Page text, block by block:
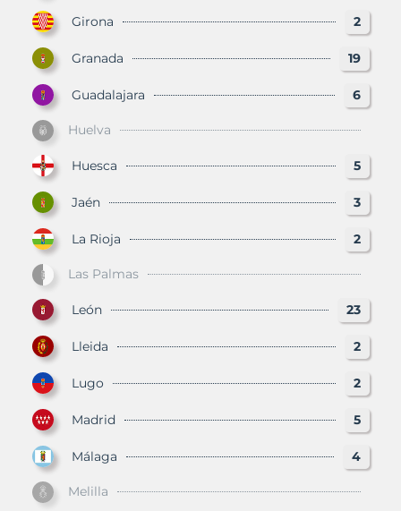
Girona 2
Granada 19
Guadalajara 6
Huelva
Huesca 5
Jaén 3
La Rioja 2
Las Palmas
León 23
Lleida 2
Lugo 2
Madrid 5
Málaga 4
Melilla